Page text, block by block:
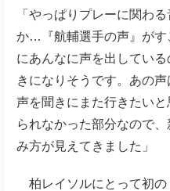
「やっぱりプレーに関わ
か…『航輔選手の声』がす
にあんなに声を出してい
きになりそうです。あの
声を聞きにまた行きたい
られなかった部分なので
み方が見えてきました」
柏レイソルにとって初